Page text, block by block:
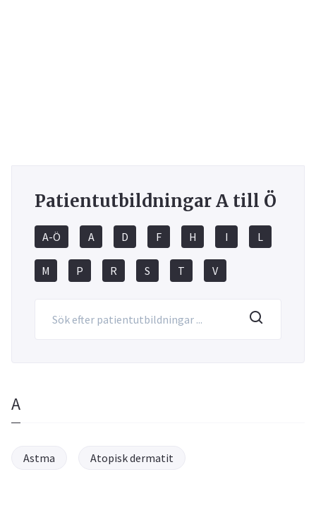
Patientutbildningar A till Ö
A-Ö A D F H I L
M P R S T V
A
Astma Atopisk dermatit